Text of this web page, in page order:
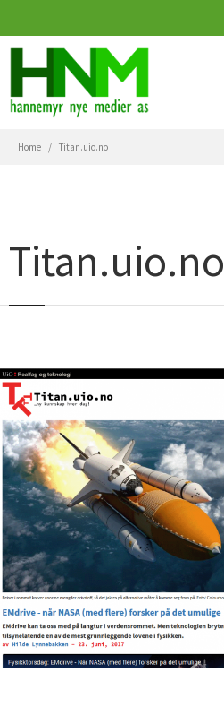
Home Titan.uio.no
Titan.uio.no